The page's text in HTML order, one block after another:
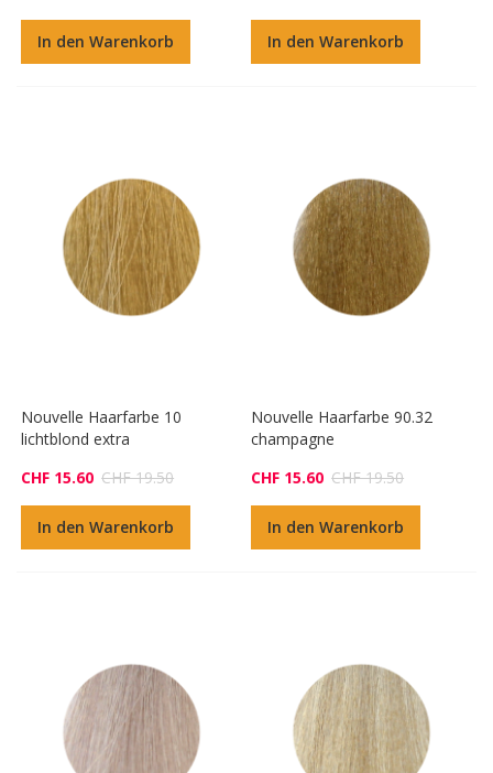
In den Warenkorb In den Warenkorb
Nouvelle Haarfarbe 10
lichtblond extra
CHF 15.60 CHF 19.50
In den Warenkorb
Nouvelle Haarfarbe 90.32
champagne
CHF 15.60 CHF 19.50
In den Warenkorb